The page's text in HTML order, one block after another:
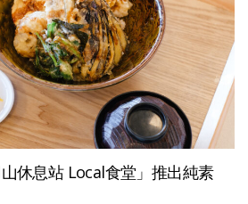
休息站 Local食堂」推出純素